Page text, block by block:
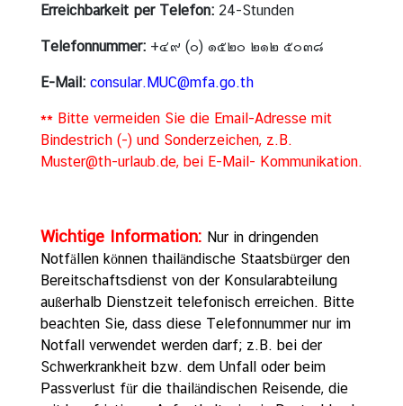
e
r
a
e
n
s
u
l
a
r
s
e
r
Erreichbarkeit per Telefon: 24-Stunden
Telefonnummer: +๔๙ (๐) ๑๕๒๐ ๒๑๒ ๕๐๓๘
E-Mail: consular.MUC@mfa.go.th
** Bitte vermeiden Sie die Email-Adresse mit
Bindestrich (-) und Sonderzeichen, z.B.
Muster@th-urlaub.de, bei E-Mail- Kommunikation.
Wichtige Information: Nur in dringenden
Notfällen können thailändische Staatsbürger den
Bereitschaftsdienst von der Konsularabteilung
außerhalb Dienstzeit telefonisch erreichen. Bitte
beachten Sie, dass diese Telefonnummer nur im
Notfall verwendet werden darf; z.B. bei der
Schwerkrankheit bzw. dem Unfall oder beim
Passverlust für die thailändischen Reisende, die